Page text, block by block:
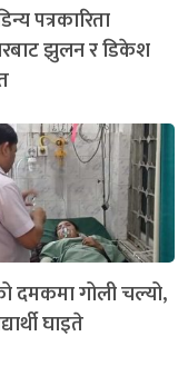
पत्रकारिता
झुलन र डिकेश
दमकमा गोली चल्यो,
घाइते